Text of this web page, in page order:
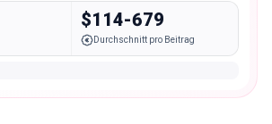
$114-679
Durchschnitt pro Beitrag